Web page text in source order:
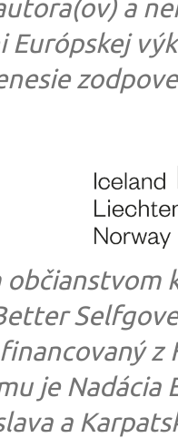
a
Európskej
občianstvom
z
je
a